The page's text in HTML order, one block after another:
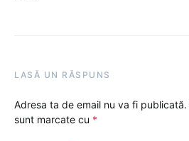
LASĂ UN RĂSPUNS
Adresa ta de email nu va fi publicată.
sunt marcate cu *